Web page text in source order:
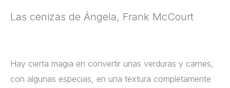
Las cenizas de Ángela, Frank McCourt
Hay cierta magia en convertir unas verduras y carnes,
con algunas especias, en una textura completamente